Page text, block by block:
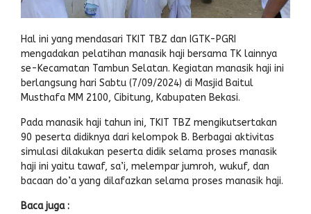
Hal ini yang mendasari TKIT TBZ dan IGTK-PGRI
mengadakan pelatihan manasik haji bersama TK lainnya
se-Kecamatan Tambun Selatan. Kegiatan manasik haji ini
berlangsung hari Sabtu (7/09/2024) di Masjid Baitul
Musthafa MM 2100, Cibitung, Kabupaten Bekasi.
Pada manasik haji tahun ini, TKIT TBZ mengikutsertakan
90 peserta didiknya dari kelompok B. Berbagai aktivitas
simulasi dilakukan peserta didik selama proses manasik
haji ini yaitu tawaf, sa’i, melempar jumroh, wukuf, dan
bacaan do’a yang dilafazkan selama proses manasik haji.
Baca juga :